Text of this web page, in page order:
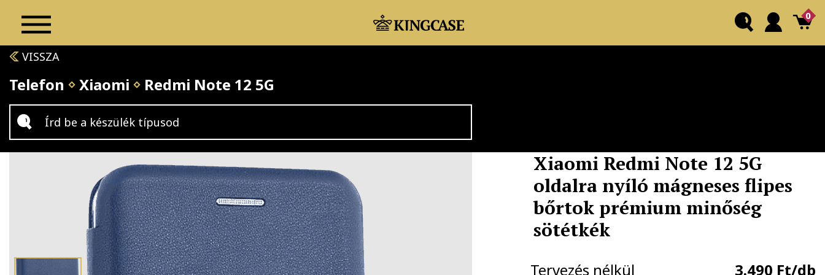
0
VISSZA
Telefon Xiaomi Redmi Note 12 5G
Xiaomi Redmi Note 12 5G
oldalra nyíló mágneses flipes
bőrtok prémium minőség
sötétkék
Tervezés nélkül 3.490 Ft/db